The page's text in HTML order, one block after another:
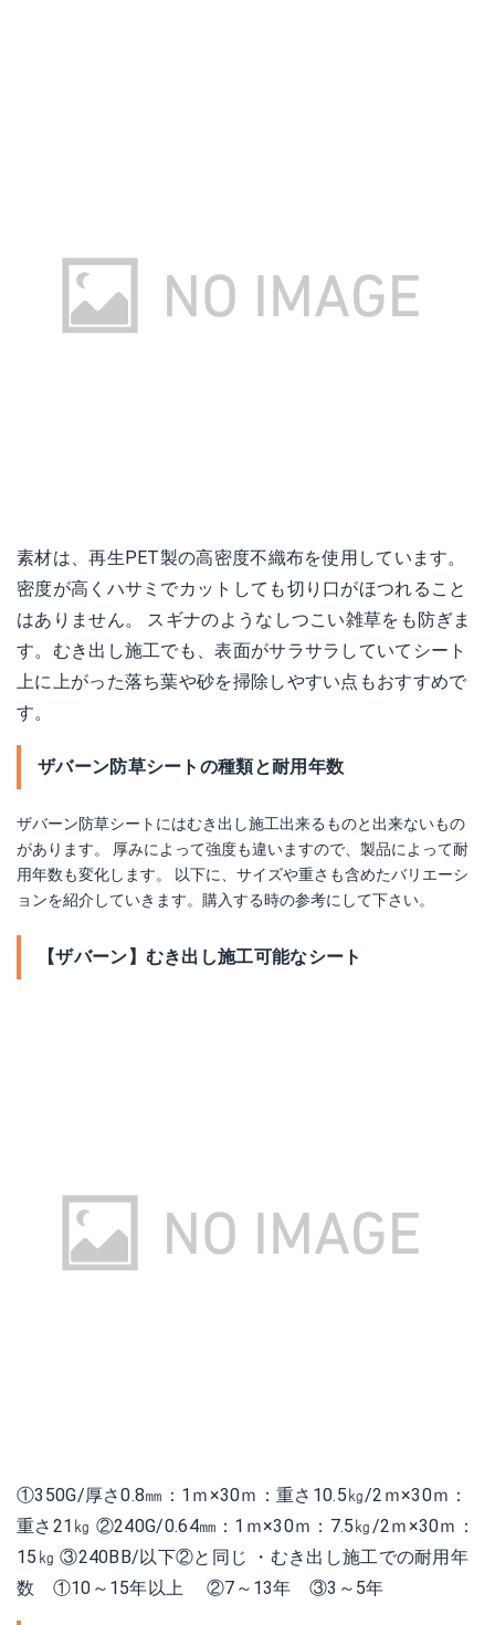
素材は、再生PET製の高密度不織布を使用しています。
密度が高くハサミでカットしても切り口がほつれること
はありません。 スギナのようなしつこい雑草をも防ぎま
す。むき出し施工でも、表面がサラサラしていてシート
上に上がった落ち葉や砂を掃除しやすい点もおすすめで
す。
ザバーン防草シートの種類と耐用年数
ザバーン防草シートにはむき出し施工出来るものと出来ないもの
があります。 厚みによって強度も違いますので、製品によって耐
用年数も変化します。 以下に、サイズや重さも含めたバリエーシ
ョンを紹介していきます。購入する時の参考にして下さい。
【ザバーン】むき出し施工可能なシート
①350G/厚さ0.8㎜：1ｍ×30ｍ：重さ10.5㎏/2ｍ×30ｍ：
重さ21㎏ ②240G/0.64㎜：1ｍ×30ｍ：7.5㎏/2ｍ×30ｍ：
15㎏ ③240BB/以下②と同じ ・むき出し施工での耐用年
数 ①10～15年以上 ②7～13年 ③3～5年